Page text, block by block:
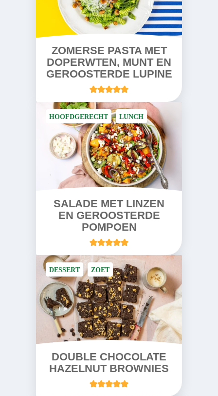
ZOMERSE PASTA MET
DOPERWTEN, MUNT EN
GEROOSTERDE LUPINE
HOOFDGERECHT LUNCH
SALADE MET LINZEN
EN GEROOSTERDE
POMPOEN
DESSERT ZOET
DOUBLE CHOCOLATE
HAZELNUT BROWNIES